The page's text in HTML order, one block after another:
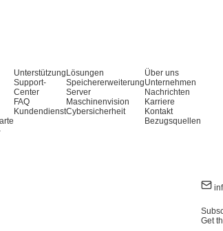
Unterstützung
Support-
Center
FAQ
Kundendienst
Lösungen
Speichererweiterung
Server
Maschinenvision
Cybersicherheit
Über uns
Unternehmen
Nachrichten
Karriere
Kontakt
Bezugsquellen
Get